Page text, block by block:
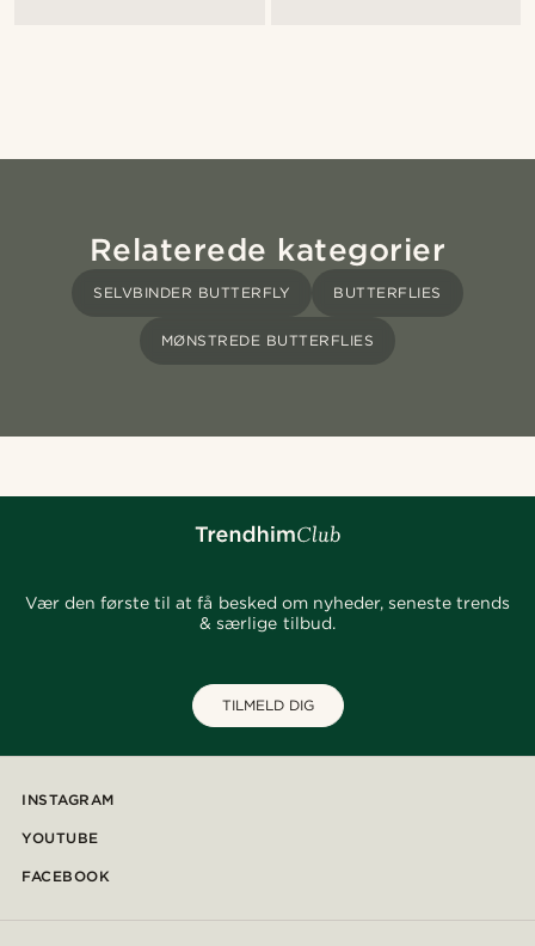
Relaterede kategorier
SELVBINDER BUTTERFLY BUTTERFLIES
MØNSTREDE BUTTERFLIES
Vær den første til at få besked om nyheder, seneste trends
& særlige tilbud.
TILMELD DIG
INSTAGRAM
YOUTUBE
FACEBOOK